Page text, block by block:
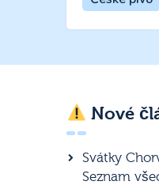
Nové
Svátky
Seznam